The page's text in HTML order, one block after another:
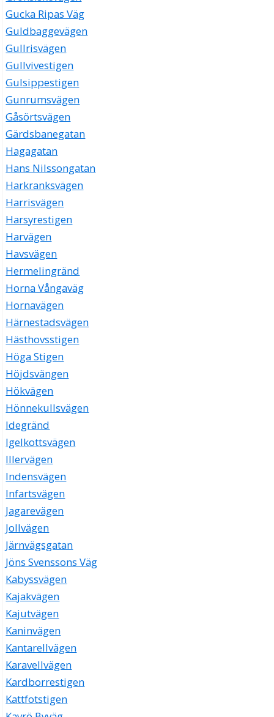
Gucka Ripas Väg
Guldbaggevägen
Gullrisvägen
Gullvivestigen
Gulsippestigen
Gunrumsvägen
Gåsörtsvägen
Gärdsbanegatan
Hagagatan
Hans Nilssongatan
Harkranksvägen
Harrisvägen
Harsyrestigen
Harvägen
Havsvägen
Hermelingränd
Horna Vångaväg
Hornavägen
Härnestadsvägen
Hästhovsstigen
Höga Stigen
Höjdsvängen
Hökvägen
Hönnekullsvägen
Idegränd
Igelkottsvägen
Illervägen
Indensvägen
Infartsvägen
Jagarevägen
Jollvägen
Järnvägsgatan
Jöns Svenssons Väg
Kabyssvägen
Kajakvägen
Kajutvägen
Kaninvägen
Kantarellvägen
Karavellvägen
Kardborrestigen
Kattfotstigen